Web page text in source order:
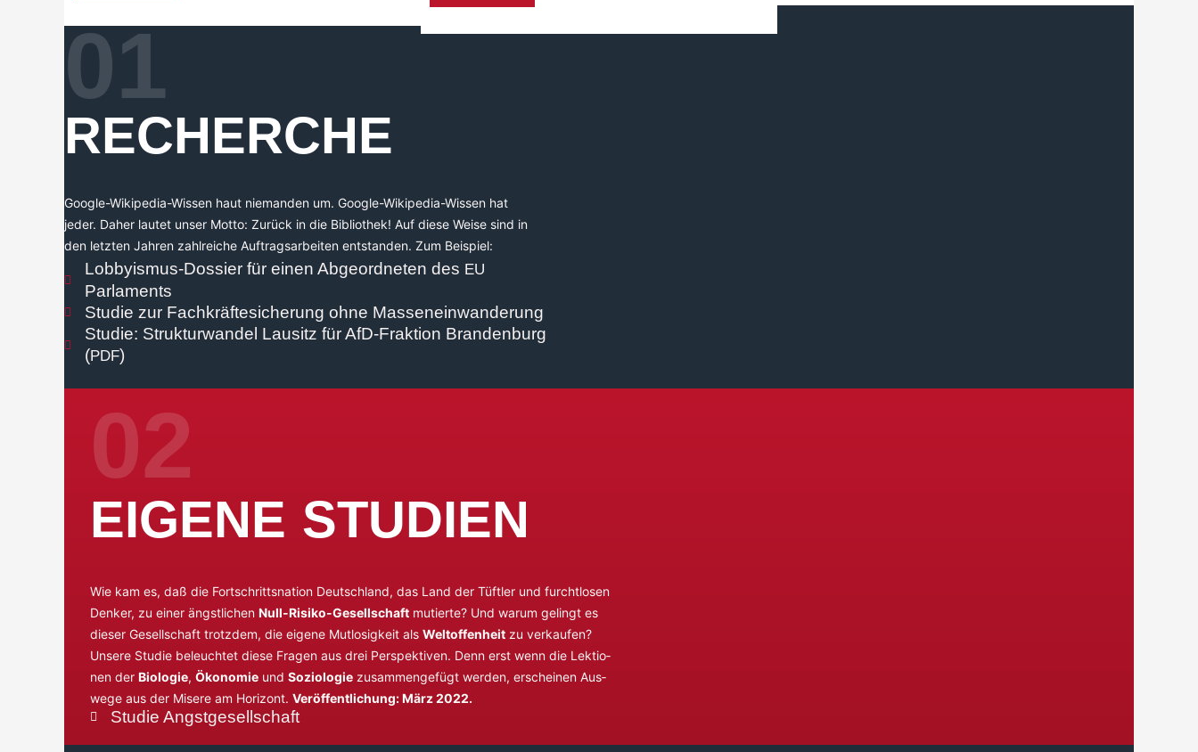
01
RECHERCHE
Goog­le-Wiki­pe­dia-Wis­sen haut nie­man­den um. Goog­le-Wiki­pe­dia-Wis­sen hat
jeder. Daher lau­tet unser Mot­to: Zurück in die Biblio­thek! Auf die­se Wei­se sind in
den letz­ten Jah­ren zahl­rei­che Auf­trags­ar­bei­ten ent­stan­den. Zum Beispiel:
Lob­by­is­mus-Dos­sier für einen Abge­ord­ne­ten des EU
Parlaments
Stu­die zur Fach­kräf­te­si­che­rung ohne Masseneinwanderung
Stu­die: Struk­tur­wan­del Lau­sitz für AfD-Frak­ti­on Bran­den­burg
(PDF)
02
EIGENE STUDIEN
Wie kam es, daß die Fort­schritts­na­ti­on Deutsch­land, das Land der Tüft­ler und furcht­lo­sen
Den­ker, zu einer ängst­li­chen Null-Risi­ko-Gesell­schaft mutier­te? Und war­um gelingt es
die­ser Gesell­schaft trotz­dem, die eige­ne Mut­lo­sig­keit als Welt­of­fen­heit zu ver­kau­fen?
Unse­re Stu­die beleuch­tet die­se Fra­gen aus drei Per­spek­ti­ven. Denn erst wenn die Lek­tio­
nen der Bio­lo­gie, Öko­no­mie und Sozio­lo­gie zusam­men­ge­fügt wer­den, erschei­nen Aus­
we­ge aus der Mise­re am Hori­zont. Ver­öf­fent­li­chung: März 2022.
Stu­die Angstgesellschaft